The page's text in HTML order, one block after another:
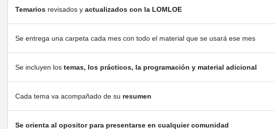
Temarios revisados y actualizados con la LOMLOE
Se entrega una carpeta cada mes con todo el material que se usará ese mes
Se incluyen los temas, los prácticos, la programación y material adicional
Cada tema va acompañado de su resumen
Se orienta al opositor para presentarse en cualquier comunidad